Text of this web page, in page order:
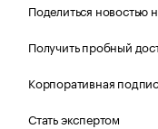
Поделиться новостью
Получить пробный
Корпоративная
Стать экспертом